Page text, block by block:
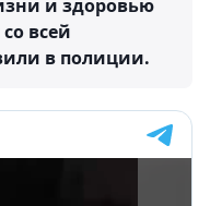
и здоровью
всей
в полиции.